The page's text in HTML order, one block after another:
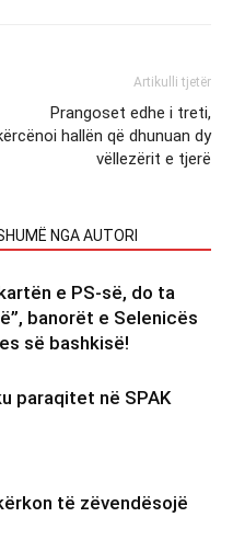
Artikulli tjetër
Prangoset edhe i treti,
hallën që dhunuan dy
vëllezërit e tjerë
NGA AUTORI
e PS-së, do ta
banorët e Selenicës
së bashkisë!
paraqitet në SPAK
të zëvendësojë